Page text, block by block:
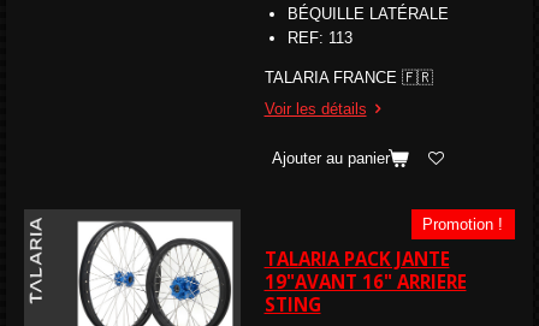
BÉQUILLE LATÉRALE
REF: 113
TALARIA FRANCE 🇫🇷
Voir les détails
Ajouter au panier
Promotion !
TALARIA PACK JANTE
19"AVANT 16" ARRIERE
STING